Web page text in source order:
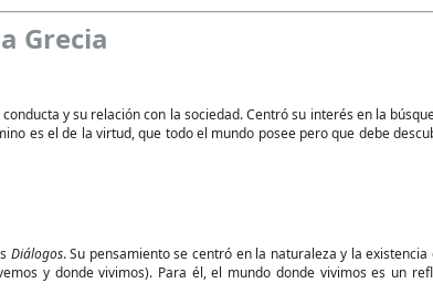
Grecia
y su relación con la sociedad. Centró su interés en la
es el de la virtud, que todo el mundo posee pero que debe
Diálogos. Su pensamiento se centró en la naturaleza y la existencia
y donde vivimos). Para él, el mundo donde vivimos es un